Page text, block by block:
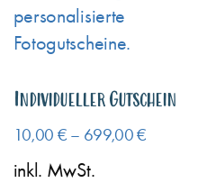
Individueller Gutschein
10,00 € – 699,00€
inkl. MwSt.